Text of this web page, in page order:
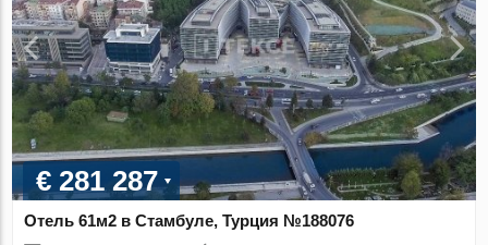
€ 281 287
Отель 61м2 в Стамбуле, Турция №188076